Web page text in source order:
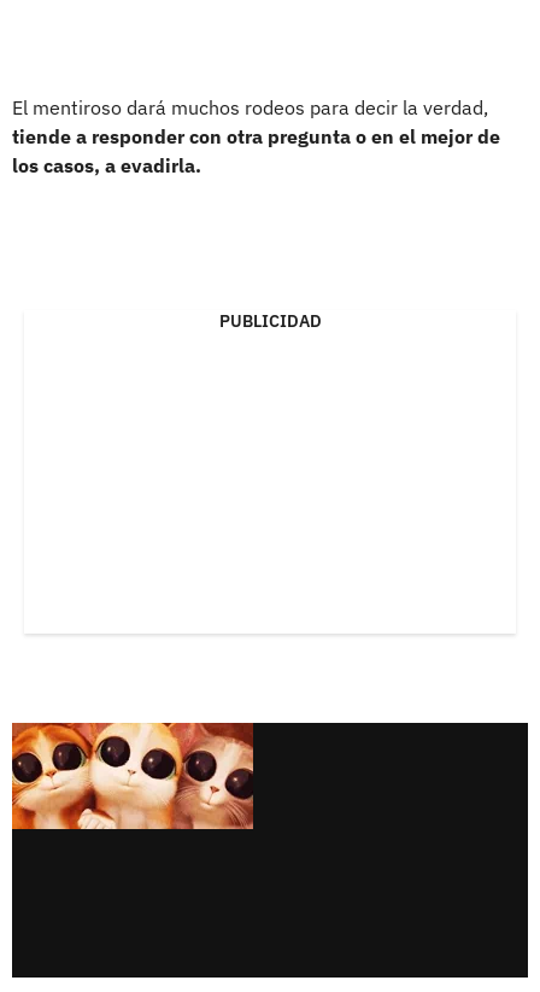
El mentiroso dará muchos rodeos para decir la verdad,
tiende a responder con otra pregunta o en el mejor de
los casos, a evadirla.
PUBLICIDAD